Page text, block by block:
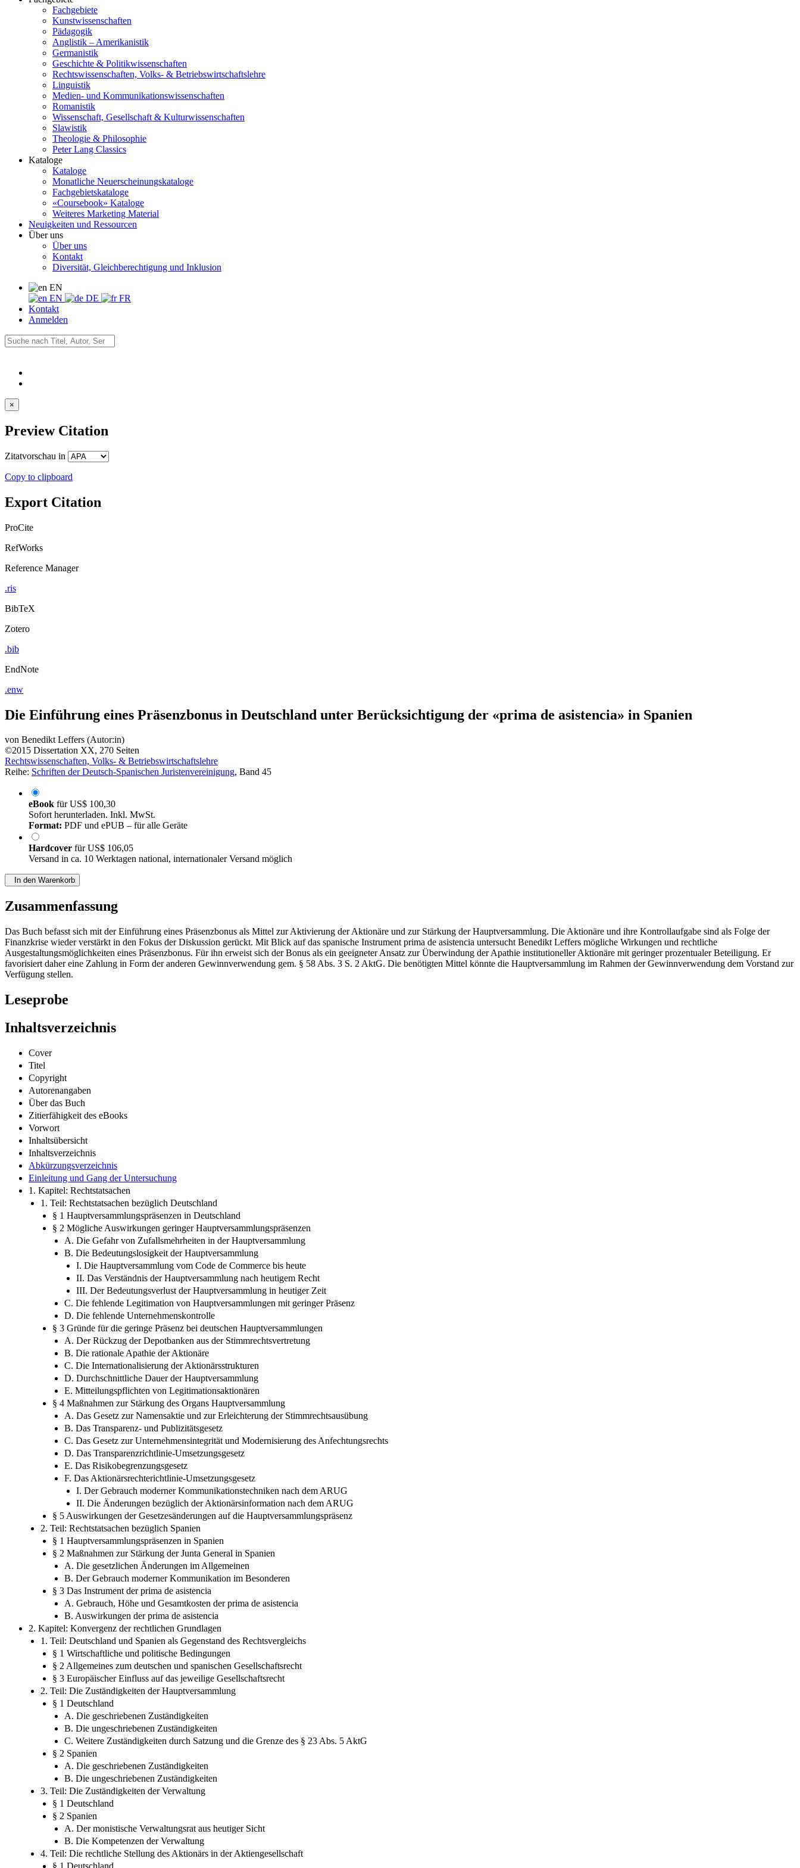
Fachgebiete
Kunstwissenschaften
Pädagogik
Anglistik – Amerikanistik
Germanistik
Geschichte & Politikwissenschaften
Rechtswissenschaften, Volks- & Betriebswirtschaftslehre
Linguistik
Medien- und Kommunikationswissenschaften
Romanistik
Wissenschaft, Gesellschaft & Kulturwissenschaften
Slawistik
Theologie & Philosophie
Peter Lang Classics
Kataloge
Kataloge
Monatliche Neuerscheinungskataloge
Fachgebietskataloge
«Coursebook» Kataloge
Weiteres Marketing Material
Neuigkeiten und Ressourcen
Über uns
Über uns
Kontakt
Diversität, Gleichberechtigung und Inklusion
EN
EN
DE
FR
Kontakt
Anmelden
×
Preview Citation
Zitatvorschau in
Copy to clipboard
Export Citation
ProCite
RefWorks
Reference Manager
.ris
BibTeX
Zotero
.bib
EndNote
.enw
Die Einführung eines Präsenzbonus in Deutschland unter Berücksichtigung der «prima de asistencia» in Spanien
von Benedikt Leffers (Autor:in)
©2015 Dissertation XX, 270 Seiten
Rechtswissenschaften, Volks- & Betriebswirtschaftslehre
Reihe: Schriften der Deutsch-Spanischen Juristenvereinigung, Band 45
eBook fürUS$ 100,30
Sofort herunterladen. Inkl. MwSt.
Format: PDF und ePUB – für alle Geräte
Hardcover fürUS$ 106,05
Versand in ca. 10 Werktagen national, internationaler Versand möglich
In den Warenkorb
Zusammenfassung
Das Buch befasst sich mit der Einführung eines Präsenzbonus als Mittel zur Aktivierung der Aktionäre und zur Stärkung der Hauptversammlung. Die Aktionäre und ihre Kontrollaufgabe sind als Folge der
Finanzkrise wieder verstärkt in den Fokus der Diskussion gerückt. Mit Blick auf das spanische Instrument prima de asistencia untersucht Benedikt Leffers mögliche Wirkungen und rechtliche
Ausgestaltungsmöglichkeiten eines Präsenzbonus. Für ihn erweist sich der Bonus als ein geeigneter Ansatz zur Überwindung der Apathie institutioneller Aktionäre mit geringer prozentualer Beteiligung. Er
favorisiert daher eine Zahlung in Form der anderen Gewinnverwendung gem. § 58 Abs. 3 S. 2 AktG. Die benötigten Mittel könnte die Hauptversammlung im Rahmen der Gewinnverwendung dem Vorstand zur
Verfügung stellen.
Leseprobe
Inhaltsverzeichnis
Cover
Titel
Copyright
Autorenangaben
Über das Buch
Zitierfähigkeit des eBooks
Vorwort
Inhaltsübersicht
Inhaltsverzeichnis
Abkürzungsverzeichnis
Einleitung und Gang der Untersuchung
1. Kapitel: Rechtstatsachen
1. Teil: Rechtstatsachen bezüglich Deutschland
§ 1 Hauptversammlungspräsenzen in Deutschland
§ 2 Mögliche Auswirkungen geringer Hauptversammlungspräsenzen
A. Die Gefahr von Zufallsmehrheiten in der Hauptversammlung
B. Die Bedeutungslosigkeit der Hauptversammlung
I. Die Hauptversammlung vom Code de Commerce bis heute
II. Das Verständnis der Hauptversammlung nach heutigem Recht
III. Der Bedeutungsverlust der Hauptversammlung in heutiger Zeit
C. Die fehlende Legitimation von Hauptversammlungen mit geringer Präsenz
D. Die fehlende Unternehmenskontrolle
§ 3 Gründe für die geringe Präsenz bei deutschen Hauptversammlungen
A. Der Rückzug der Depotbanken aus der Stimmrechtsvertretung
B. Die rationale Apathie der Aktionäre
C. Die Internationalisierung der Aktionärsstrukturen
D. Durchschnittliche Dauer der Hauptversammlung
E. Mitteilungspflichten von Legitimationsaktionären
§ 4 Maßnahmen zur Stärkung des Organs Hauptversammlung
A. Das Gesetz zur Namensaktie und zur Erleichterung der Stimmrechtsausübung
B. Das Transparenz- und Publizitätsgesetz
C. Das Gesetz zur Unternehmensintegrität und Modernisierung des Anfechtungsrechts
D. Das Transparenzrichtlinie-Umsetzungsgesetz
E. Das Risikobegrenzungsgesetz
F. Das Aktionärsrechterichtlinie-Umsetzungsgesetz
I. Der Gebrauch moderner Kommunikationstechniken nach dem ARUG
II. Die Änderungen bezüglich der Aktionärsinformation nach dem ARUG
§ 5 Auswirkungen der Gesetzesänderungen auf die Hauptversammlungspräsenz
2. Teil: Rechtstatsachen bezüglich Spanien
§ 1 Hauptversammlungspräsenzen in Spanien
§ 2 Maßnahmen zur Stärkung der Junta General in Spanien
A. Die gesetzlichen Änderungen im Allgemeinen
B. Der Gebrauch moderner Kommunikation im Besonderen
§ 3 Das Instrument der prima de asistencia
A. Gebrauch, Höhe und Gesamtkosten der prima de asistencia
B. Auswirkungen der prima de asistencia
2. Kapitel: Konvergenz der rechtlichen Grundlagen
1. Teil: Deutschland und Spanien als Gegenstand des Rechtsvergleichs
§ 1 Wirtschaftliche und politische Bedingungen
§ 2 Allgemeines zum deutschen und spanischen Gesellschaftsrecht
§ 3 Europäischer Einfluss auf das jeweilige Gesellschaftsrecht
2. Teil: Die Zuständigkeiten der Hauptversammlung
§ 1 Deutschland
A. Die geschriebenen Zuständigkeiten
B. Die ungeschriebenen Zuständigkeiten
C. Weitere Zuständigkeiten durch Satzung und die Grenze des § 23 Abs. 5 AktG
§ 2 Spanien
A. Die geschriebenen Zuständigkeiten
B. Die ungeschriebenen Zuständigkeiten
3. Teil: Die Zuständigkeiten der Verwaltung
§ 1 Deutschland
§ 2 Spanien
A. Der monistische Verwaltungsrat aus heutiger Sicht
B. Die Kompetenzen der Verwaltung
4. Teil: Die rechtliche Stellung des Aktionärs in der Aktiengesellschaft
§ 1 Deutschland